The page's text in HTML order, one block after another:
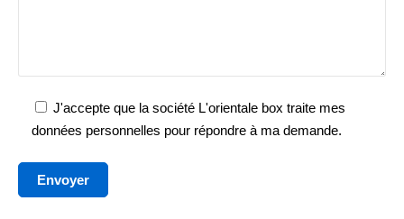
J'accepte que la société L'orientale box traite mes
données personnelles pour répondre à ma demande.